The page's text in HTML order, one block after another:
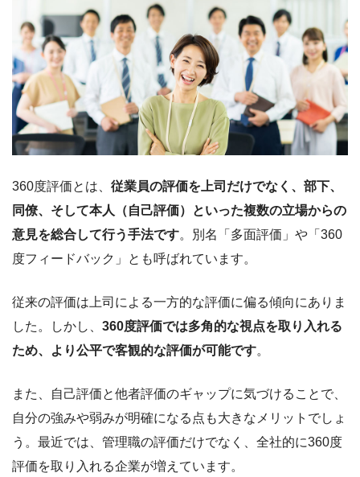
360度評価とは、 従業員の評価を上司だけでなく、部下、
同僚、そして本人（自己評価）といった複数の立場からの
意見を総合して行う手法です。別名「多面評価」や「360
度フィードバック」とも呼ばれています。
従来の評価は上司による一方的な評価に偏る傾向にありま
した。しかし、 360度評価では多角的な視点を取り入れる
ため、より公平で客観的な評価が可能です。
また、自己評価と他者評価のギャップに気づけることで、
自分の強みや弱みが明確になる点も大きなメリットでしょ
う。 最近では、管理職の評価だけでなく、全社的に360度
評価を取り入れる企業が増えています。